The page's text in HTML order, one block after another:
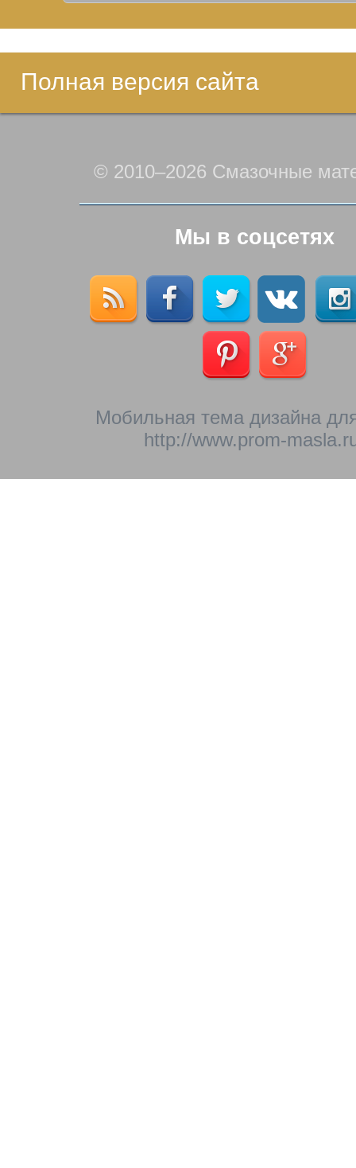
Полная версия сайта
© 2010–2026 Смазочные
Мы в соцсетях
Мобильная тема дизайна
http://www.prom-